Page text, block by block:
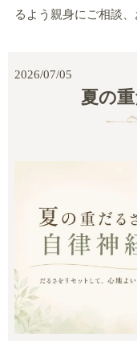
るよう親身にご相談
2026/07/05
夏の